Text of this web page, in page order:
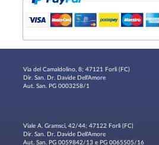
Via del Camaldolino, 8; 47121 Forlì (FC)
Dir. San. Dr. Davide Dell'Amore
Aut. San. PG 0003258/1
Viale A. Gramsci, 42/44; 47122 Forlì (FC)
Dir. San. Dr. Davide Dell'Amore
Aut. San. PG 0059842/13 e PG 0065505/16